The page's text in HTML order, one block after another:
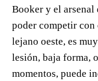
Booker y el arsenal
poder competir con
lejano oeste, es
lesión, baja forma,
momentos, puede